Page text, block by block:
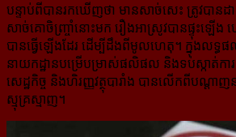
បន្ទាប់ពីបានរកឃើញថា មានសាច់សេះ ត្រូវបាន
សាច់គោចិញ្ច្រាំនោះមក រឿងអាស្រូវបានផ្ទុះ​ឡើង
បានធ្វើឡើងដែរ ដើម្បីដឹងពីមូលហេតុ។ ក្នុងលទ្
នាយកដ្ឋាន​បម្រើ​បម្រាស់ផលិផល និងទប់ស្កាត់ក
សេដ្ឋកិច្ច និងហិរញ្ញវត្ថុបារាំង បានលើកពីបណ្ដ
ស្មុគ្រស្មាញ។